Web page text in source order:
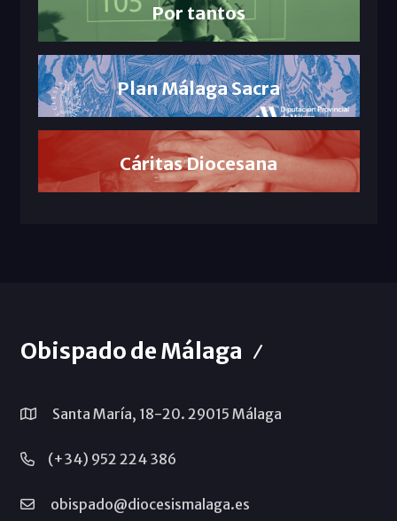
Por tantos
Plan Málaga Sacra
Cáritas Diocesana
Obispado de Málaga
Santa María, 18-20. 29015 Málaga
(+34) 952 224 386
obispado@diocesismalaga.es